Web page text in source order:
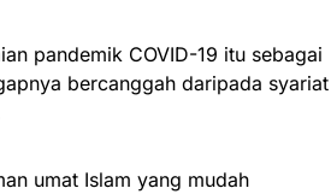
pandemik COVID-19 itu sebagai
bercanggah daripada syariat
umat Islam yang mudah